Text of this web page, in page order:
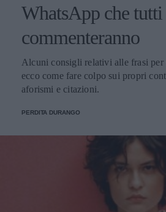
WhatsApp che tutti
commenteranno
Alcuni consigli relativi alle frasi per
ecco come fare colpo sui propri
aforismi e citazioni.
PERDITA DURANGO